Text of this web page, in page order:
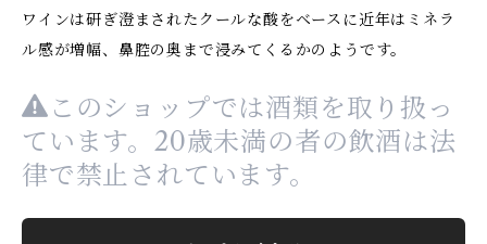
ワインは研ぎ澄まされたクールな酸をベースに近年はミネラ
ル感が増幅、鼻腔の奥まで浸みてくるかのようです。
このショップでは酒類を取り扱っ
ています。20歳未満の者の飲酒は法
律で禁止されています。